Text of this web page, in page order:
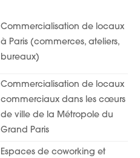
Commercialisation de locaux
à Paris (commerces, ateliers,
bureaux)
Commercialisation de locaux
commerciaux dans les cœurs
de ville de la Métropole du
Grand Paris
Espaces de coworking et